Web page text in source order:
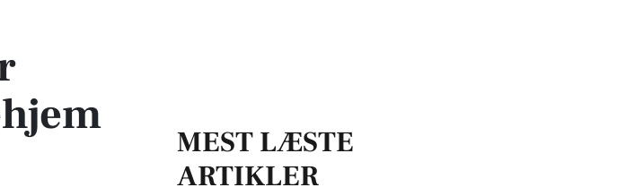
MEST LÆSTE
ARTIKLER